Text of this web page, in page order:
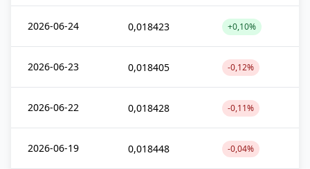
2026-06-24 0,018423 +0,10%
2026-06-23 0,018405 -0,12%
2026-06-22 0,018428 -0,11%
2026-06-19 0,018448 -0,04%